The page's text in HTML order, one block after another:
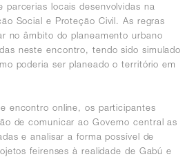
parcerias locais desenvolvidas na
Social e Proteção Civil. As regras
no âmbito do planeamento urbano
neste encontro, tendo sido simulado
poderia ser planeado o território em
encontro online, os participantes
de comunicar ao Governo central as
e analisar a forma possível de
feirenses à realidade de Gabú e